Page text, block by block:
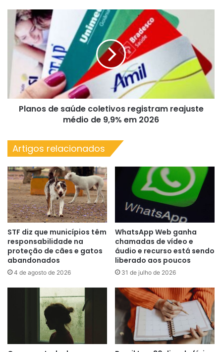
Planos
saúde
coletivos
registram
médio
9,9%
Planos de saúde coletivos registram reajuste
médio de 9,9% em 2026
Artigos relacionados
STF diz que municípios têm
responsabilidade na
proteção de cães e gatos
abandonados
4 de agosto de 2026
WhatsApp Web ganha
chamadas de vídeo e
áudio e recurso está sendo
liberado aos poucos
31 de julho de 2026